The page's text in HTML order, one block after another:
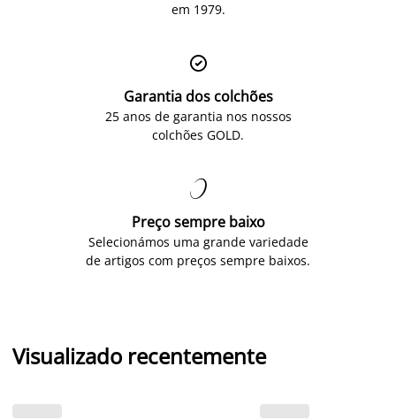
em 1979.

Garantia dos colchões
25 anos de garantia nos nossos
colchões GOLD.

Preço sempre baixo
Selecionámos uma grande variedade
de artigos com preços sempre baixos.
Visualizado recentemente